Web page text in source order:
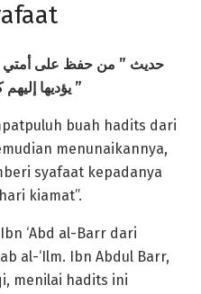
حديث ” من حفظ على أمتي
يؤديها ”
buah hadits dari
menunaikannya,
syafaat kepadanya
kiamat”.
‘Abd al-Barr dari
al-‘Ilm. Ibn Abdul Barr,
menilai hadits ini